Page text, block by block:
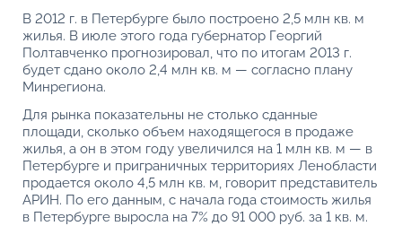
В 2012 г. в Петербурге было построено 2,5 млн кв. м
жилья. В июле этого года губернатор Георгий
Полтавченко прогнозировал, что по итогам 2013 г.
будет сдано около 2,4 млн кв. м — согласно плану
Минрегиона.
Для рынка показательны не столько сданные
площади, сколько объем находящегося в продаже
жилья, а он в этом году увеличился на 1 млн кв. м — в
Петербурге и приграничных территориях Ленобласти
продается около 4,5 млн кв. м, говорит представитель
АРИН. По его данным, с начала года стоимость жилья
в Петербурге выросла на 7% до 91 000 руб. за 1 кв. м.